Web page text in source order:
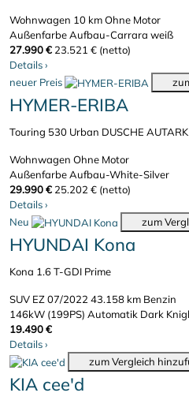
Wohnwagen 10 kmOhne Motor
Außenfarbe Aufbau-Carrara weiß
27.990 € 23.521 € (netto)
Details›
neuer Preis
HYMER-ERIBA
Touring 530 Urban DUSCHE
Wohnwagen Ohne Motor
Außenfarbe Aufbau-White-Silver
29.990 € 25.202 € (netto)
Details›
Neu
zum
HYUNDAI Kona
Kona 1.6 T-GDI Prime
SUV EZ 07/2022 43.158 km Benzin
146kW (199PS) Automatik Dark
19.490 €
Details›
zum Vergleich
KIA cee'd